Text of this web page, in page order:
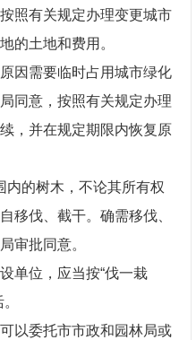
照有关规定办理变更城市
的土地和费用。
需要临时占用城市绿化
同意，按照有关规定办理
，并在规定期限内恢复原
的树木，不论其所有权
移伐、截干。确需移伐、
审批同意。
位，应当按“伐一栽
委托市市政和园林局或